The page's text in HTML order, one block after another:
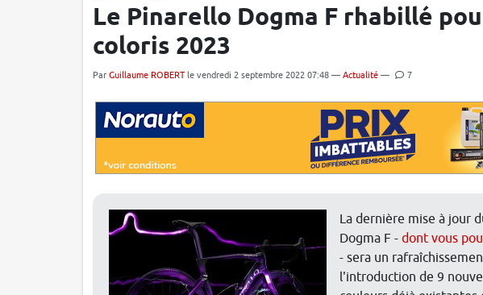
Le Pinarello Dogma F rhabillé
coloris 2023
Par Guillaume ROBERT le vendredi 2 septembre 2022 07:48 — Actualité — 7
La dernière mise à jour
Dogma F - dont vous
- sera un
l'introduction de 9